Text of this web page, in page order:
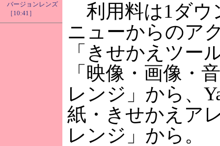
バージョンレンズ
［10:41］
利用料は1ダウ
ニューからのア
「きせかえツー
「映像・画像・
レンジ」から、
紙・きせかえア
レンジ」から。